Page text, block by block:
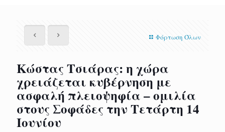
Φόρτωση Όλων
Κώστας Τσιάρας: η χώρα
χρειάζεται κυβέρνηση με
ασφαλή πλειοψηφία – ομιλία
στους Σοφάδες την Τετάρτη 14
Ιουνίου